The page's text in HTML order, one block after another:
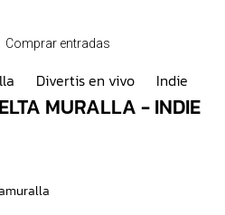
Comprar entradas
Divertis en vivo Indie
MURALLA - INDIE